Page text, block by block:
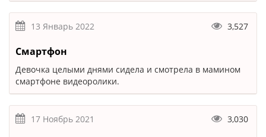
13 Январь 2022 3,527
Смартфон
Девочка целыми днями сидела и смотрела в мамином
смартфоне видеоролики.
17 Ноябрь 2021 3,030